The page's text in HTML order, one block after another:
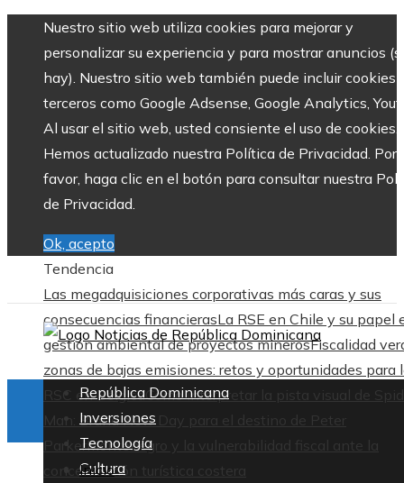
Nuestro sitio web utiliza cookies para mejorar y
personalizar su experiencia y para mostrar anuncios
hay). Nuestro sitio web también puede incluir cookies
terceros como Google Adsense, Google Analytics,
Al usar el sitio web, usted consiente el uso de cookies.
Hemos actualizado nuestra Política de Privacidad. Por
favor, haga clic en el botón para consultar nuestra
de Privacidad.
Ok, acepto
Tendencia
Las megadquisiciones corporativas más caras y sus
consecuencias financierasLa RSE en Chile y su papel
gestión ambiental de proyectos minerosFiscalidad
zonas de bajas emisiones: retos y oportunidades para
RSC en BélgicaCómo interpretar la pista visual de
Man: Brand New Day para el destino de Peter
ParkerMontenegro y la vulnerabilidad fiscal ante la
concentración turística costera
República Dominicana
Inversiones
Tecnología
Cultura
Inicio